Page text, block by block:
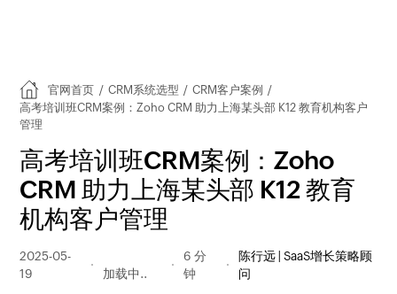
官网首页 / CRM系统选型 / CRM客户案例 /
高考培训班CRM案例：Zoho CRM 助力上海某头部 K12 教育机构客户
管理
高考培训班CRM案例：Zoho
CRM 助力上海某头部 K12 教育
机构客户管理
2025-05-
19
量
6 分
钟
陈行远 | SaaS增长策略顾
问